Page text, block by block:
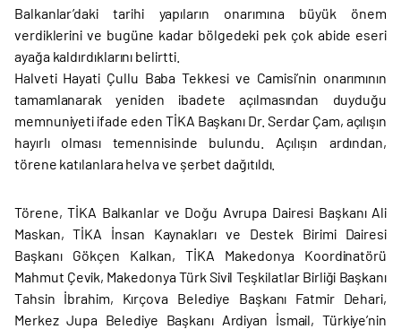
Balkanlar’daki tarihi yapıların onarımına büyük önem
verdiklerini ve bugüne kadar bölgedeki pek çok abide eseri
ayağa kaldırdıklarını belirtti.
Halveti Hayati Çullu Baba Tekkesi ve Camisi’nin onarımının
tamamlanarak yeniden ibadete açılmasından duyduğu
memnuniyeti ifade eden TİKA Başkanı Dr. Serdar Çam, açılışın
hayırlı olması temennisinde bulundu. Açılışın ardından,
törene katılanlara helva ve şerbet dağıtıldı.
Törene, TİKA Balkanlar ve Doğu Avrupa Dairesi Başkanı Ali
Maskan, TİKA İnsan Kaynakları ve Destek Birimi Dairesi
Başkanı Gökçen Kalkan, TİKA Makedonya Koordinatörü
Mahmut Çevik, Makedonya Türk Sivil Teşkilatlar Birliği Başkanı
Tahsin İbrahim, Kırçova Belediye Başkanı Fatmir Dehari,
Merkez Jupa Belediye Başkanı Ardiyan İsmail, Türkiye’nin